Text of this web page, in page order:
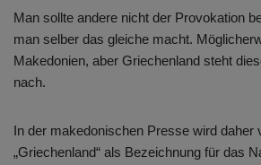
Man sollte andere nicht der Provokation
man selber das gleiche macht.
Makedonien, aber Griechenland steht
nach.
In der makedonischen Presse wird daher
„Griechenland“ als Bezeichnung für das